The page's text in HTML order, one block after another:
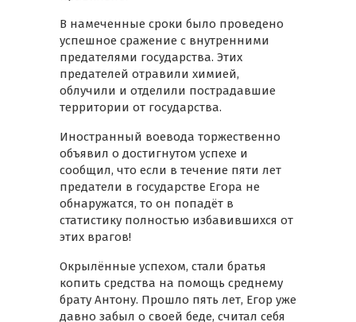
В намеченные сроки было проведено
успешное сражение с внутренними
предателями государства. Этих
предателей отравили химией,
облучили и отделили пострадавшие
территории от государства.
Иностранный воевода торжественно
объявил о достигнутом успехе и
сообщил, что если в течение пяти лет
предатели в государстве Егора не
обнаружатся, то он попадёт в
статистику полностью избавившихся от
этих врагов!
Окрылённые успехом, стали братья
копить средства на помощь среднему
брату Антону. Прошло пять лет, Егор уже
давно забыл о своей беде, считал себя